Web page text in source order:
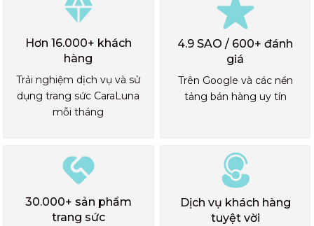
Hơn 16.000+ khách
hàng
Trải nghiệm dịch vụ và sử
dụng trang sức CaraLuna
mỗi tháng
4.9 SAO / 600+ đánh
giá
Trên Google và các nền
tảng bán hàng uy tín
30.000+ sản phẩm
trang sức
Dịch vụ khách hàng
tuyệt vời